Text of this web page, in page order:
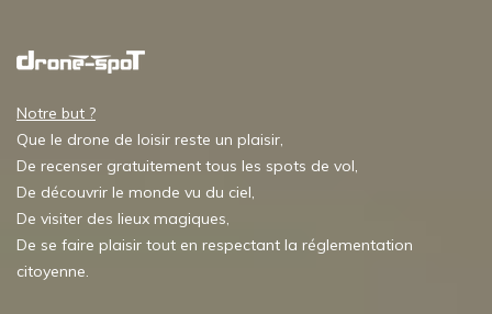
Notre but ?
Que le drone de loisir reste un plaisir,
De recenser gratuitement tous les spots de vol,
De découvrir le monde vu du ciel,
De visiter des lieux magiques,
De se faire plaisir tout en respectant la réglementation
citoyenne.